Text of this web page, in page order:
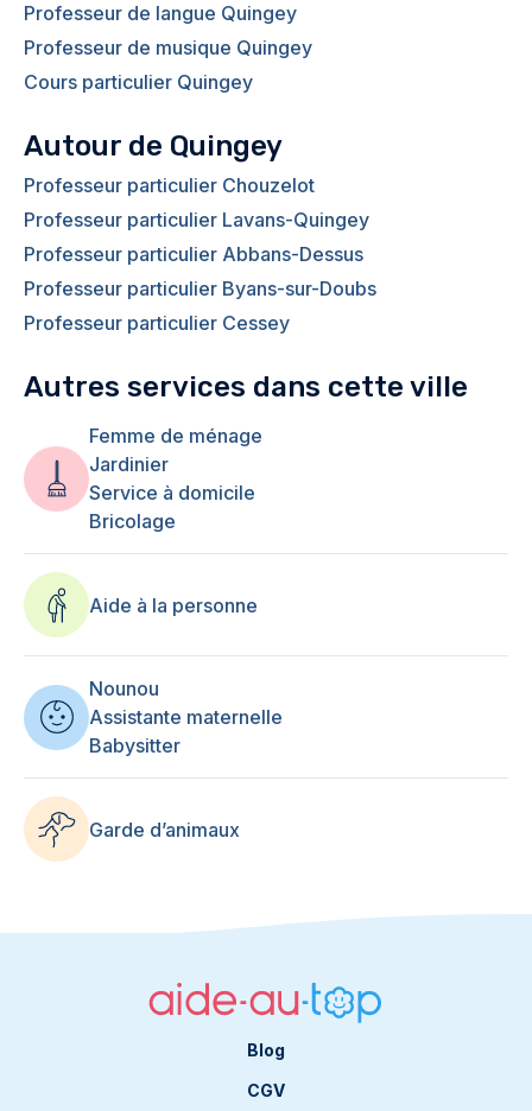
Professeur de langue Quingey
Professeur de musique Quingey
Cours particulier Quingey
Autour de Quingey
Professeur particulier Chouzelot
Professeur particulier Lavans-Quingey
Professeur particulier Abbans-Dessus
Professeur particulier Byans-sur-Doubs
Professeur particulier Cessey
Autres services dans cette ville
Femme de ménage
Jardinier
Service à domicile
Bricolage
Aide à la personne
Nounou
Assistante maternelle
Babysitter
Garde d’animaux
Blog
CGV